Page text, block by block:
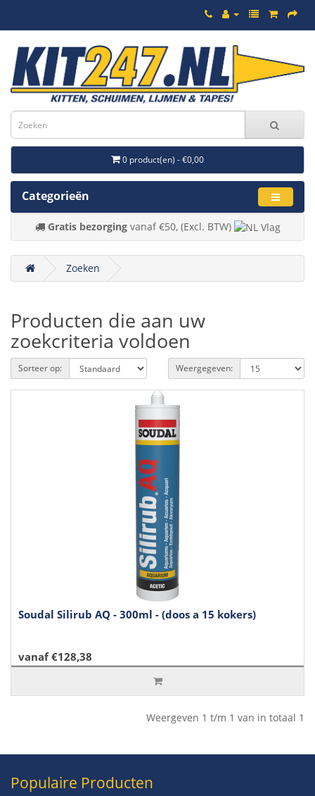
0 product(en) - €0,00
Categorieën
Gratis bezorgingvanaf €50, (Excl. BTW)
Zoeken
Producten die aan uw
zoekcriteria voldoen
Sorteer op: Weergegeven:
Soudal Silirub AQ - 300ml - (doos a 15 kokers)
vanaf €128,38
Weergeven 1 t/m 1 van in totaal 1
Populaire Producten